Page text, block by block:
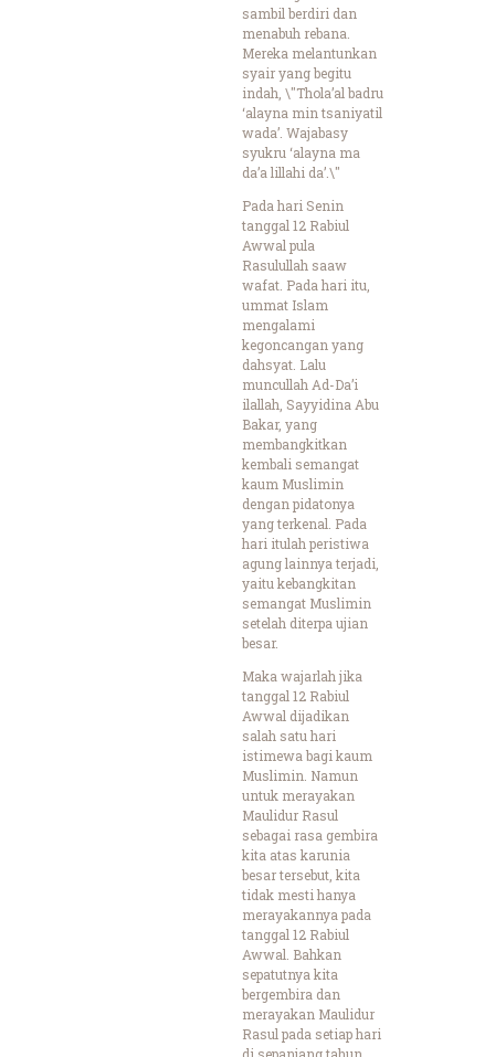
sambil berdiri dan
menabuh rebana.
Mereka melantunkan
syair yang begitu
indah, \"Thola’al badru
‘alayna min tsaniyatil
wada’. Wajabasy
syukru ‘alayna ma
da’a lillahi da’.\"
Pada hari Senin
tanggal 12 Rabiul
Awwal pula
Rasulullah saaw
wafat. Pada hari itu,
ummat Islam
mengalami
kegoncangan yang
dahsyat. Lalu
muncullah Ad-Da’i
ilallah, Sayyidina Abu
Bakar, yang
membangkitkan
kembali semangat
kaum Muslimin
dengan pidatonya
yang terkenal. Pada
hari itulah peristiwa
agung lainnya terjadi,
yaitu kebangkitan
semangat Muslimin
setelah diterpa ujian
besar.
Maka wajarlah jika
tanggal 12 Rabiul
Awwal dijadikan
salah satu hari
istimewa bagi kaum
Muslimin. Namun
untuk merayakan
Maulidur Rasul
sebagai rasa gembira
kita atas karunia
besar tersebut, kita
tidak mesti hanya
merayakannya pada
tanggal 12 Rabiul
Awwal. Bahkan
sepatutnya kita
bergembira dan
merayakan Maulidur
Rasul pada setiap hari
di sepanjang tahun.